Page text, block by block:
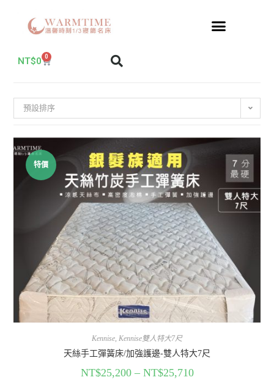
NT$0 0
預設排序
特價
Kennise, Kennise雙人特大7尺
天絲手工彈簧床/加強護邊-雙人特大7尺
NT$25,200– NT$25,710